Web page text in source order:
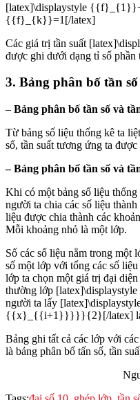
[latex]\displaystyle
{{f}_{k}}=1[/latex]
Các giá trị tần suất
được ghi dưới dạng tỉ số phần
3. Bảng phân bố tần
– Bảng phân bố tần số và
Từ bảng số liệu thống kê ta
số, tần suất tương ứng ta
– Bảng phân bố tần số và
Khi có một bảng số liệu
người ta chia các số liệu
liệu được chia thành các
Mỗi khoảng nhỏ là một lớp.
Số các số liệu nằm trong một
số một lớp với tổng các số
lớp ta chọn một giá trị đại
thường lớp
người ta lấy
{{x}_{{i+1}}}}}{2}[/latex]
Bảng ghi tất cả các lớp với
là bảng phân bổ tấn số, tần